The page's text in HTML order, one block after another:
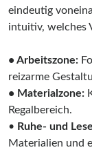
eindeutig
intuitiv, welches
• Arbeitszone:
reizarme
• Materialzone:
Regalbereich.
• Ruhe- und
Materialien und